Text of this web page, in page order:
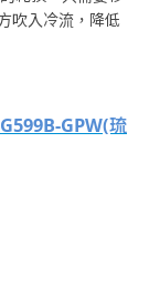
吹入冷流，降低
GPW(琉